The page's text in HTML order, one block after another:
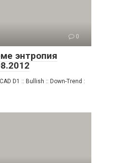
0
энтропия
D1 :: Bullish :: Down-Trend :